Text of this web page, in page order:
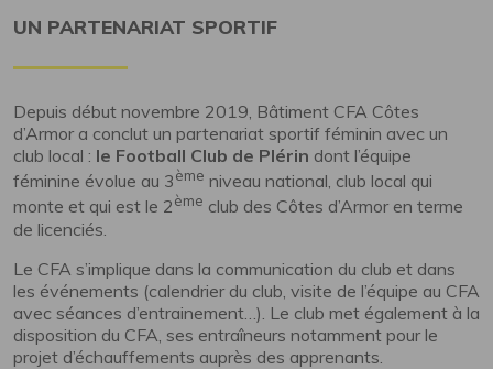
UN PARTENARIAT SPORTIF
Depuis début novembre 2019, Bâtiment CFA Côtes
d’Armor a conclut un partenariat sportif féminin avec un
club local : le Football Club de Plérin dont l’équipe
féminine évolue au 3ème niveau national, club local qui
monte et qui est le 2ème club des Côtes d’Armor en terme
de licenciés.
Le CFA s’implique dans la communication du club et dans
les événements (calendrier du club, visite de l’équipe au CFA
avec séances d’entrainement…). Le club met également à la
disposition du CFA, ses entraîneurs notamment pour le
projet d’échauffements auprès des apprenants.